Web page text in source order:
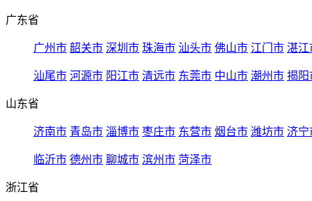
广东省
广州市 韶关市 深圳市 珠海市 汕头市 佛山市 江门市 湛江
汕尾市 河源市 阳江市 清远市 东莞市 中山市 潮州市 揭阳
山东省
济南市 青岛市 淄博市 枣庄市 东营市 烟台市 潍坊市 济宁
临沂市 德州市 聊城市 滨州市 菏泽市
浙江省